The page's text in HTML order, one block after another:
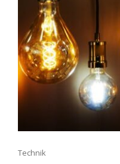
Cat
Technik